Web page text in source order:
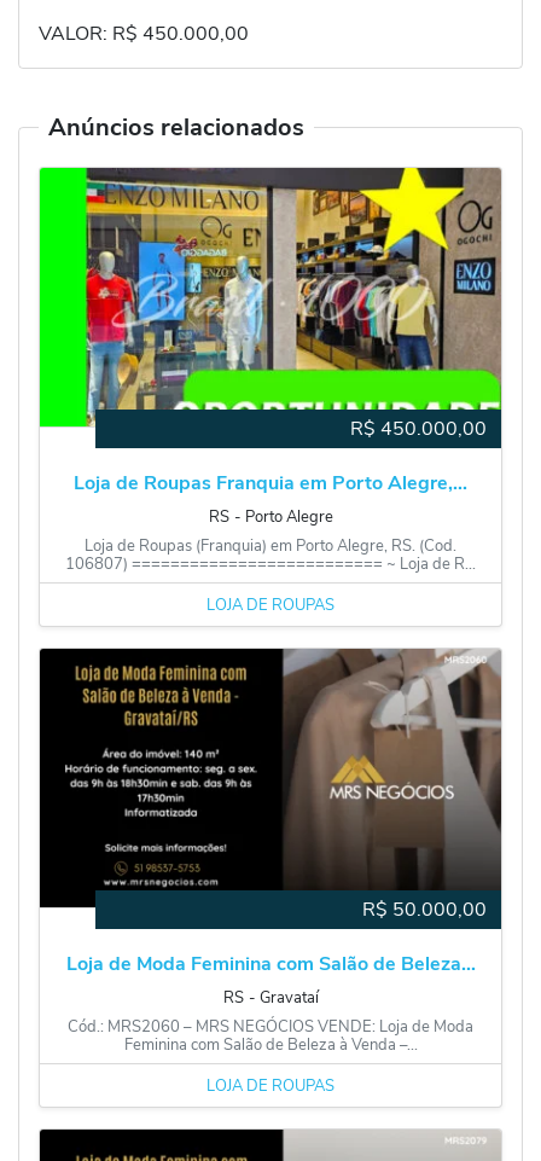
VALOR: R$ 450.000,00
Anúncios relacionados
R$ 450.000,00
Loja de Roupas Franquia em Porto Alegre,...
RS ‐ Porto Alegre
Loja de Roupas (Franquia) em Porto Alegre, RS. (Cod.
106807) ========================== ~ Loja de R...
LOJA DE ROUPAS
R$ 50.000,00
Loja de Moda Feminina com Salão de Beleza...
RS ‐ Gravataí
Cód.: MRS2060 – MRS NEGÓCIOS VENDE: Loja de Moda
Feminina com Salão de Beleza à Venda –...
LOJA DE ROUPAS